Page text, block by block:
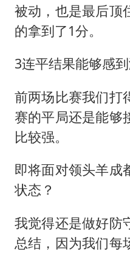
被动，也是最后顶
的拿到了1分。
3连平结果能够感
前两场比赛我们打
赛的平局还是能够
比较强。
即将面对领头羊成
状态？
我觉得还是做好防
总结，因为我们每